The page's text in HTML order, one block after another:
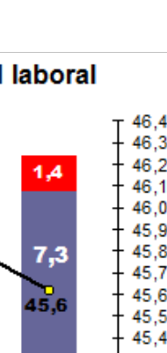
de
datos en
pública.